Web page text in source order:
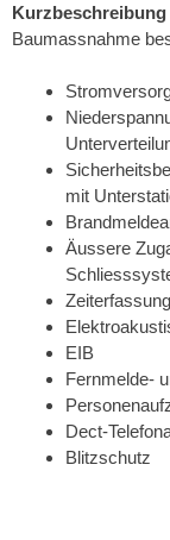
Kurzbeschreibung
Baumassnahme
mit
Äussere
Zeiterfassung
EIB
Fernmelde-
Dect-
Blitzschutz